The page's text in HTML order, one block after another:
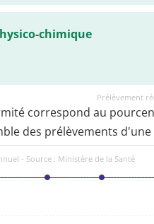
chimique
Prélèvement
correspond au
des prélèvements d'une
- Source : Ministère de la Santé